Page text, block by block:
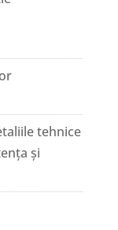
tehnice
și